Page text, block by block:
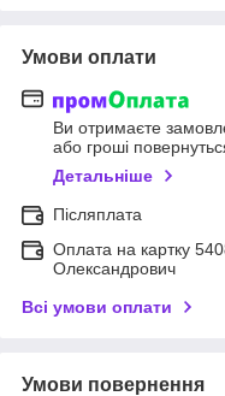
Умови оплати
Ви отримаєте
або гроші
Детальніше
Післяплата
Оплата на картку
Олександрович
Всі умови оплати
Умови повернення